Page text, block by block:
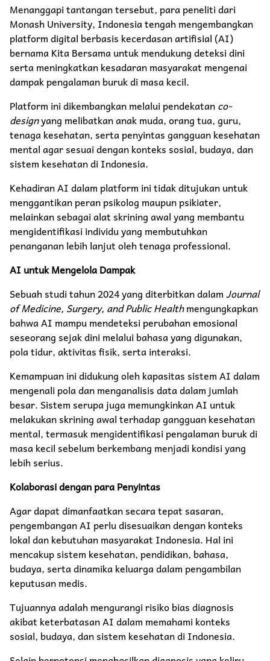
Menanggapi tantangan tersebut, para peneliti dari
Monash University, Indonesia tengah mengembangkan
platform digital berbasis kecerdasan artifisial (AI)
bernama Kita Bersama untuk mendukung deteksi dini
serta meningkatkan kesadaran masyarakat mengenai
dampak pengalaman buruk di masa kecil.
Platform ini dikembangkan melalui pendekatanco-
designyang melibatkan anak muda, orang tua, guru,
tenaga kesehatan, serta penyintas gangguan kesehatan
mental agar sesuai dengan konteks sosial, budaya, dan
sistem kesehatan di Indonesia.
Kehadiran AI dalam platform ini tidak ditujukan untuk
menggantikan peran psikolog maupun psikiater,
melainkan sebagai alat skrining awal yang membantu
mengidentifikasi individu yang membutuhkan
penanganan lebih lanjut oleh tenaga professional.
AI untuk Mengelola Dampak
Sebuah studi tahun 2024 yang diterbitkan dalamJournal
of Medicine, Surgery, and Public Healthmengungkapkan
bahwa AI mampu mendeteksi perubahan emosional
seseorang sejak dini melalui bahasa yang digunakan,
pola tidur, aktivitas fisik, serta interaksi.
Kemampuan ini didukung oleh kapasitas sistem AI dalam
mengenali pola dan menganalisis data dalam jumlah
besar. Sistem serupa juga memungkinkan AI untuk
melakukan skrining awal terhadap gangguan kesehatan
mental, termasuk mengidentifikasi pengalaman buruk di
masa kecil sebelum berkembang menjadi kondisi yang
lebih serius.
Kolaborasi dengan para Penyintas
Agar dapat dimanfaatkan secara tepat sasaran,
pengembangan AI perlu disesuaikan dengan konteks
lokal dan kebutuhan masyarakat Indonesia. Hal ini
mencakup sistem kesehatan, pendidikan, bahasa,
budaya, serta dinamika keluarga dalam pengambilan
keputusan medis.
Tujuannya adalah mengurangi risiko bias diagnosis
akibat keterbatasan AI dalam memahami konteks
sosial, budaya, dan sistem kesehatan di Indonesia.